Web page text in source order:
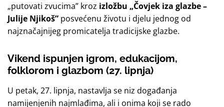
„putovati zvucima” kroz izložbu „Čovjek iza glazbe –
Julije Njikoš” posvećenu životu i djelu jednog od
najznačajnijeg promicatelja tradicijske glazbe.
Vikend ispunjen igrom, edukacijom,
folklorom i glazbom (27. lipnja)
U petak, 27. lipnja, nastavlja se niz događanja
namijenjenih najmlađima, ali i onima koji se rado